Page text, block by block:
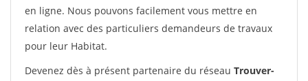
en ligne. Nous pouvons facilement vous mettre en
relation avec des particuliers demandeurs de travaux
pour leur Habitat.
Devenez dès à présent partenaire du réseau Trouver-